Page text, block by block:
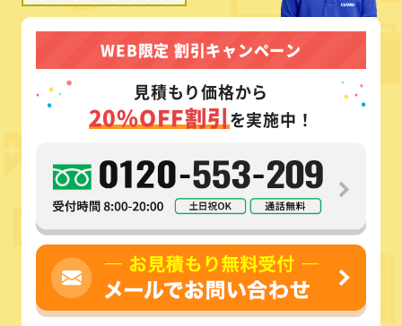
WEB限定 割引キャンペーン
見積もり価格から
20%OFF割引を実施中！